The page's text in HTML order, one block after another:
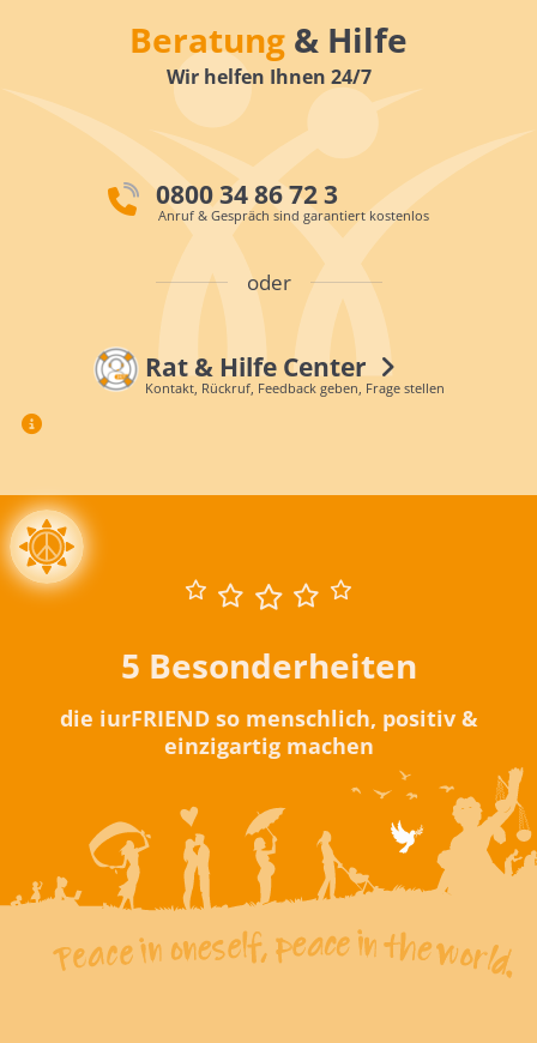
Beratung & Hilfe
Wir helfen Ihnen 24/7
0800 34 86 72 3
Anruf & Gespräch sind garantiert kostenlos
oder
Rat & Hilfe Center
Kontakt, Rückruf, Feedback geben, Frage stellen
5 Besonderheiten
die iurFRIEND so menschlich, positiv &
einzigartig machen